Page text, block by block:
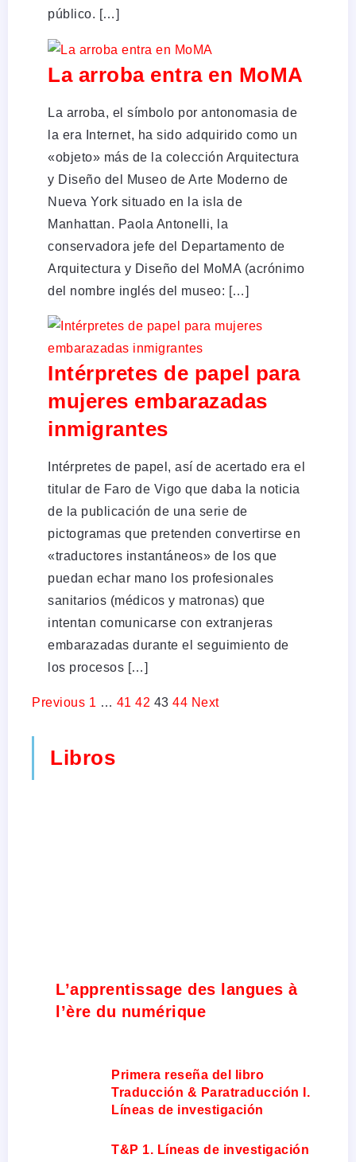
público. […]
La arroba entra en MoMA
La arroba, el símbolo por antonomasia de
la era Internet, ha sido adquirido como un
«objeto» más de la colección Arquitectura
y Diseño del Museo de Arte Moderno de
Nueva York situado en la isla de
Manhattan. Paola Antonelli, la
conservadora jefe del Departamento de
Arquitectura y Diseño del MoMA (acrónimo
del nombre inglés del museo: […]
Intérpretes de papel para
mujeres embarazadas
inmigrantes
Intérpretes de papel, así de acertado era el
titular de Faro de Vigo que daba la noticia
de la publicación de una serie de
pictogramas que pretenden convertirse en
«traductores instantáneos» de los que
puedan echar mano los profesionales
sanitarios (médicos y matronas) que
intentan comunicarse con extranjeras
embarazadas durante el seguimiento de
los procesos […]
Previous 1 … 41 42 43 44 Next
Libros
L’apprentissage des langues à
l’ère du numérique
Primera reseña del libro
Traducción & Paratraducción I.
Líneas de investigación
T&P 1. Líneas de investigación